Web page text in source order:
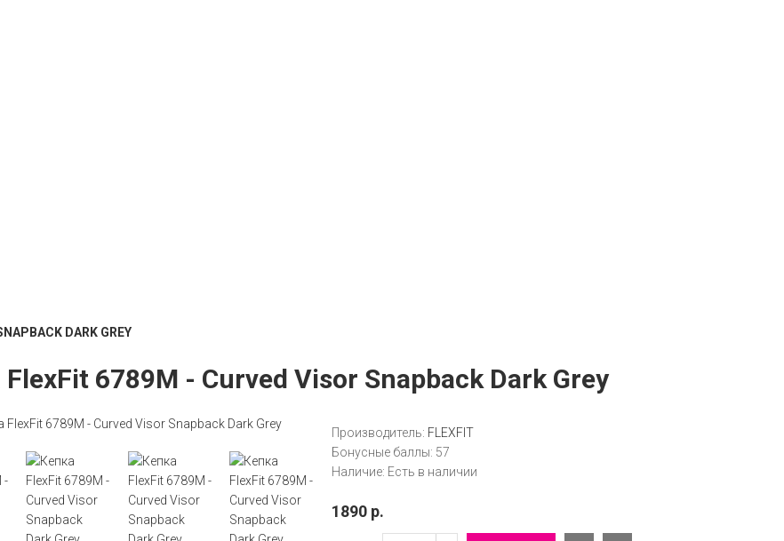
DARK GREY
FlexFit 6789M - Curved Visor Snapback Dark Grey
Производитель: FLEXFIT
Бонусные баллы: 57
Наличие: Есть в наличии
1890 р.